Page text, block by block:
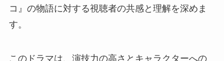
コ』の物語に対する視聴者の共感と理解を深めま
す。
このドラマは、演技力の高さとキャラクターへの